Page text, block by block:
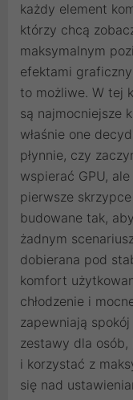
każdy element
którzy chcą
maksymalnym
efektami
to możliwe. W tej
są najmocniejsze
właśnie one
płynnie, czy
wspierać GPU,
pierwsze
budowane tak,
żadnym
dobierana pod
komfort
chłodzenie i
zapewniają
zestawy dla
i korzystać z
się nad